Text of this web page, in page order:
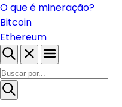
O que é mineração?
Bitcoin
Ethereum